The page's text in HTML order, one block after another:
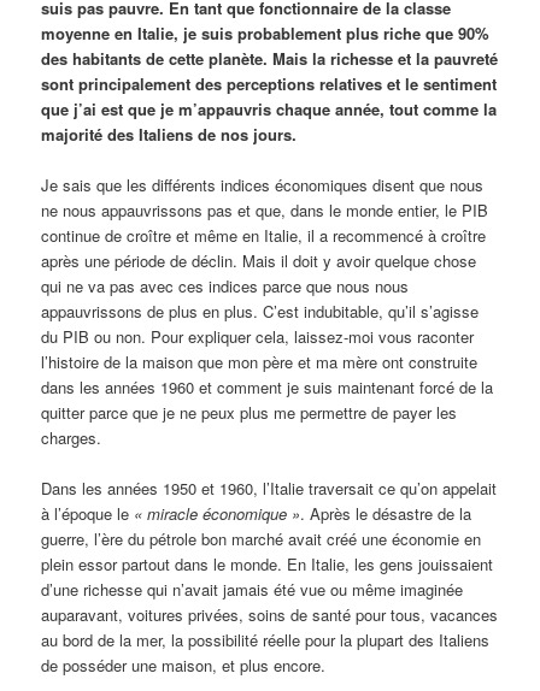
suis pas pauvre. En tant que fonctionnaire de la classe
moyenne en Italie, je suis probablement plus riche que 90%
des habitants de cette planète. Mais la richesse et la pauvreté
sont principalement des perceptions relatives et le sentiment
que j’ai est que je m’appauvris chaque année, tout comme la
majorité des Italiens de nos jours.
Je sais que les différents indices économiques disent que nous
ne nous appauvrissons pas et que, dans le monde entier, le PIB
continue de croître et même en Italie, il a recommencé à croître
après une période de déclin. Mais il doit y avoir quelque chose
qui ne va pas avec ces indices parce que nous nous
appauvrissons de plus en plus. C’est indubitable, qu’il s’agisse
du PIB ou non. Pour expliquer cela, laissez-moi vous raconter
l’histoire de la maison que mon père et ma mère ont construite
dans les années 1960 et comment je suis maintenant forcé de la
quitter parce que je ne peux plus me permettre de payer les
charges.
Dans les années 1950 et 1960, l’Italie traversait ce qu’on appelait
à l’époque le «miracle économique ». Après le désastre de la
guerre, l’ère du pétrole bon marché avait créé une économie en
plein essor partout dans le monde. En Italie, les gens jouissaient
d’une richesse qui n’avait jamais été vue ou même imaginée
auparavant, voitures privées, soins de santé pour tous, vacances
au bord de la mer, la possibilité réelle pour la plupart des Italiens
de posséder une maison, et plus encore.